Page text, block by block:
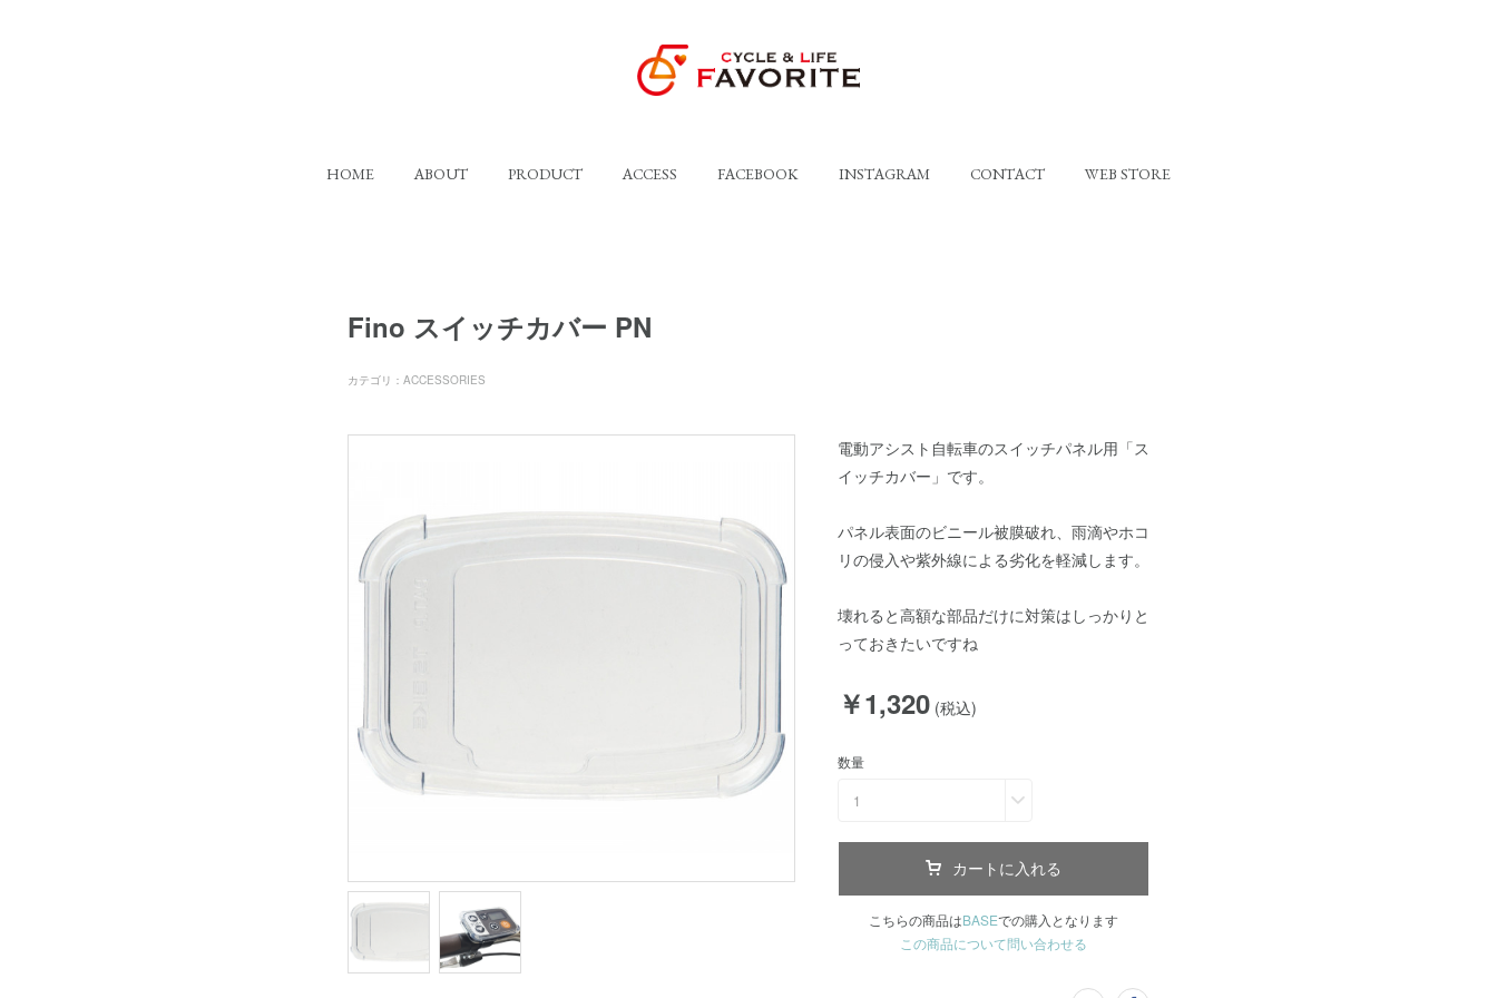
HOME ABOUT PRODUCT ACCESS FACEBOOK INSTAGRAM CONTACT WEB STORE
Fino スイッチカバー PN
カテゴリ ： ACCESSORIES
電動アシスト自転車のスイッチパネル用「ス
イッチカバー」です。
パネル表面のビニール被膜破れ、雨滴やホコ
リの侵入や紫外線による劣化を軽減します。
壊れると高額な部品だけに対策はしっかりと
っておきたいですね
￥1,320 (税込)
数量
1
カートに入れる
こちらの商品はBASEでの購入となります
この商品について問い合わせる